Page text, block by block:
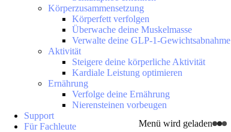
Menü wird geladen
Körperzusammensetzung
Körperfett verfolgen
Überwache deine Muskelmasse
Verwalte deine GLP-1-Gewichtsabnahme
Aktivität
Steigere deine körperliche Aktivität
Kardiale Leistung optimieren
Ernährung
Verfolge deine Ernährung
Nierensteinen vorbeugen
Support
Für Fachleute